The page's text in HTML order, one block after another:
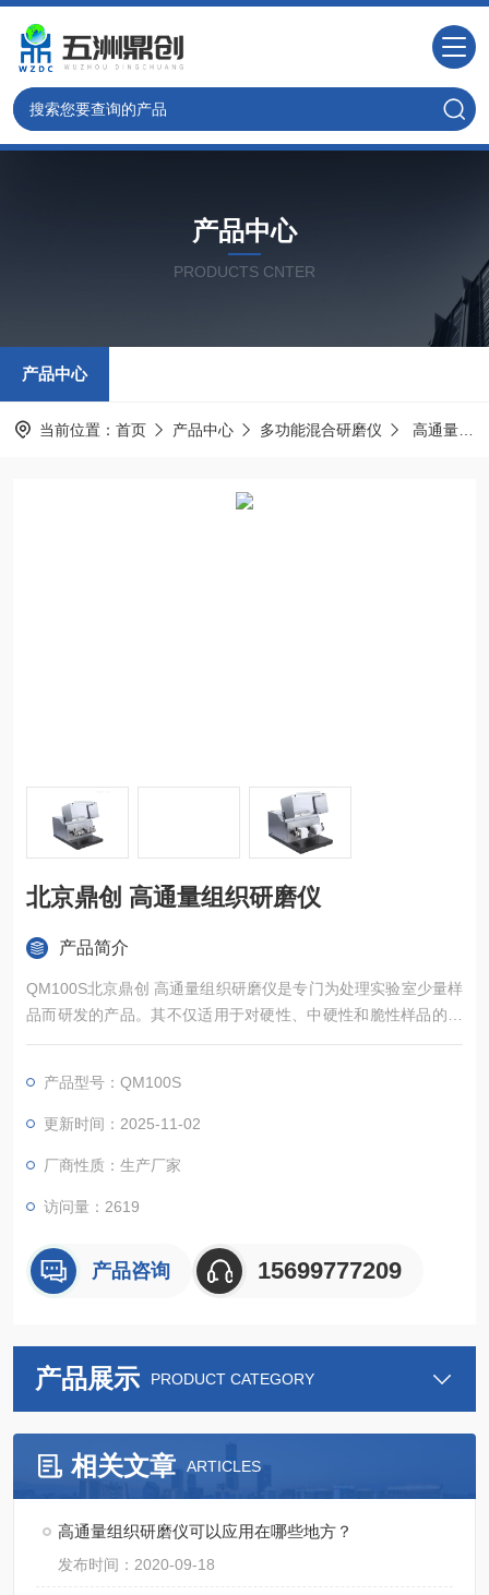
产品中心
PRODUCTS CNTER
产品中心
当前位置： 首页 产品中心 多功能混合研磨仪 高通量组织研磨仪
北京鼎创 高通量组织研磨仪
产品简介
QM100S北京鼎创 高通量组织研磨仪是专门为处理实验室少量样
品而研发的产品。其不仅适用于对硬性、中硬性和脆性样品的细
粉碎和精细研磨，还适用于软性、弹性、纤维质材料等。北京高
产品型号：QM100S
更新时间：2025-11-02
厂商性质：生产厂家
访问量：2619
产品咨询 15699777209
产品展示 PRODUCT CATEGORY
相关文章 ARTICLES
高通量组织研磨仪可以应用在哪些地方？
发布时间：2020-09-18